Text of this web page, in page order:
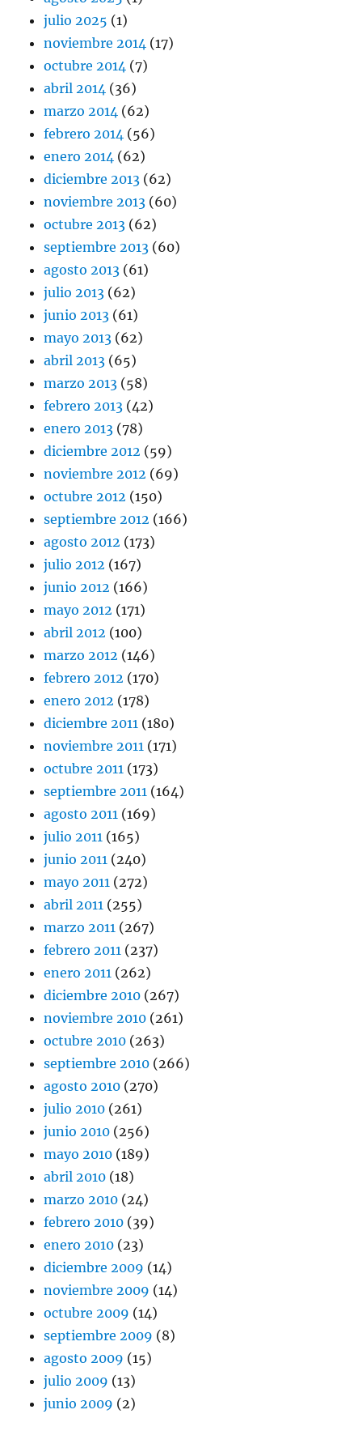
julio 2025 (1)
noviembre 2014 (17)
octubre 2014 (7)
abril 2014 (36)
marzo 2014 (62)
febrero 2014 (56)
enero 2014 (62)
diciembre 2013 (62)
noviembre 2013 (60)
octubre 2013 (62)
septiembre 2013 (60)
agosto 2013 (61)
julio 2013 (62)
junio 2013 (61)
mayo 2013 (62)
abril 2013 (65)
marzo 2013 (58)
febrero 2013 (42)
enero 2013 (78)
diciembre 2012 (59)
noviembre 2012 (69)
octubre 2012 (150)
septiembre 2012 (166)
agosto 2012 (173)
julio 2012 (167)
junio 2012 (166)
mayo 2012 (171)
abril 2012 (100)
marzo 2012 (146)
febrero 2012 (170)
enero 2012 (178)
diciembre 2011 (180)
noviembre 2011 (171)
octubre 2011 (173)
septiembre 2011 (164)
agosto 2011 (169)
julio 2011 (165)
junio 2011 (240)
mayo 2011 (272)
abril 2011 (255)
marzo 2011 (267)
febrero 2011 (237)
enero 2011 (262)
diciembre 2010 (267)
noviembre 2010 (261)
octubre 2010 (263)
septiembre 2010 (266)
agosto 2010 (270)
julio 2010 (261)
junio 2010 (256)
mayo 2010 (189)
abril 2010 (18)
marzo 2010 (24)
febrero 2010 (39)
enero 2010 (23)
diciembre 2009 (14)
noviembre 2009 (14)
octubre 2009 (14)
septiembre 2009 (8)
agosto 2009 (15)
julio 2009 (13)
junio 2009 (2)